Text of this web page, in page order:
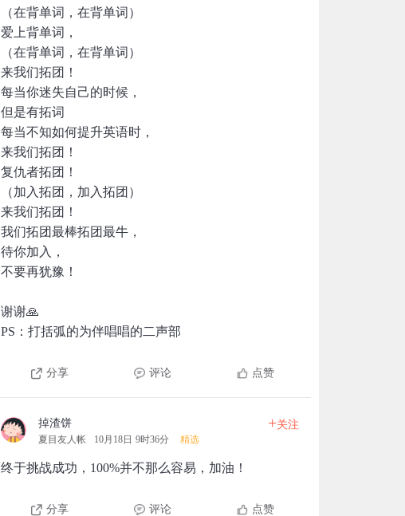
（在背单词，在背单词）
爱上背单词，
（在背单词，在背单词）
来我们拓团！
每当你迷失自己的时候，
但是有拓词
每当不知如何提升英语时，
来我们拓团！
复仇者拓团！
（加入拓团，加入拓团）
来我们拓团！
我们拓团最棒拓团最牛，
待你加入，
不要再犹豫！
谢谢🙏
PS：打括弧的为伴唱唱的二声部
分享 评论 点赞
掉渣饼
夏目友人帐 10月18日 9时36分 精选
+关注
终于挑战成功，100%并不那么容易，加油！
分享 评论 点赞